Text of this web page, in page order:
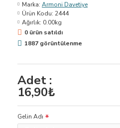
Adet :
16,90₺
Marka: Armoni Davetiye
Ürün Kodu: 2444
Ağırlık: 0.00kg
0 ürün satıldı
1887 görüntülenme
Gelin Adı